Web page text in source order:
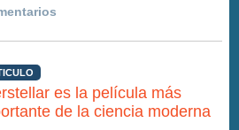
es la película más
de la ciencia moderna